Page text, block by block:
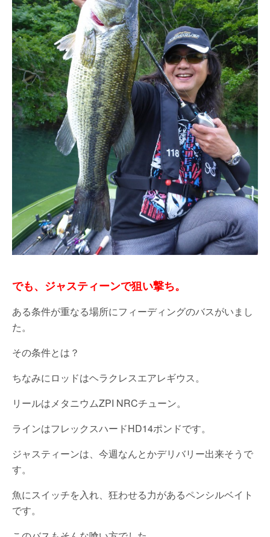
でも、ジャスティーンで狙い撃ち。
ある条件が重なる場所にフィーディングのバスがいまし
た。
その条件とは？
ちなみにロッドはヘラクレスエアレギウス。
リールはメタニウムZPI NRCチューン。
ラインはフレックスハードHD14ポンドです。
ジャスティーンは、今週なんとかデリバリー出来そうで
す。
魚にスイッチを入れ、狂わせる力があるペンシルベイト
です。